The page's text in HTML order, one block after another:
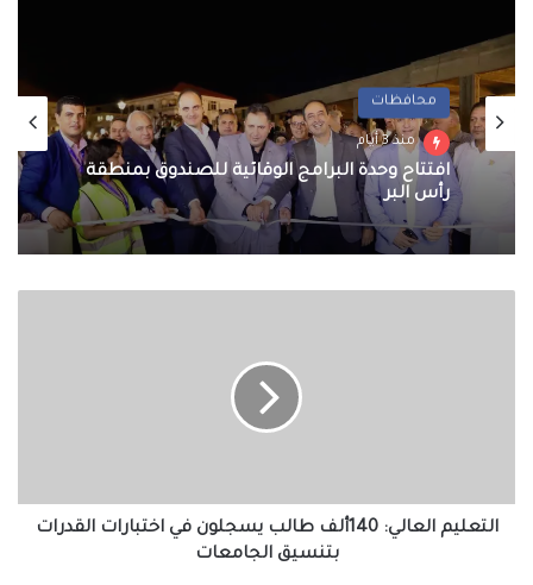
محافظات
منذ 3 أيام
افتتاح وحدة البرامج الوقائية للصندوق بمنطقة
رأس البر
بتنسيق
الجامعات
التعليم العالي: 140ألف طالب يسجلون في اختبارات القدرات
بتنسيق الجامعات